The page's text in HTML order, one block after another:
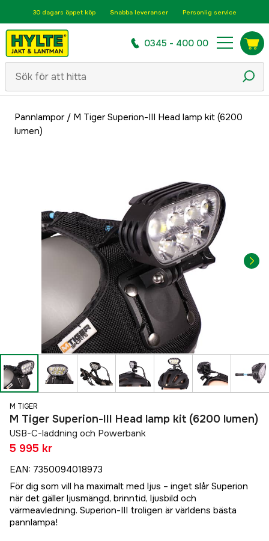
30 dagars öppet köp Snabba leveranser Personlig service
0345 - 400 00
Pannlampor/ M Tiger Superion-III Head lamp kit (6200
lumen)
M TIGER
M Tiger Superion-III Head lamp kit (6200 lumen)
USB-C-laddning och Powerbank
5 995 kr
EAN: 7350094018973
För dig som vill ha maximalt med ljus – inget slår Superion
när det gäller ljusmängd, brinntid, ljusbild och
värmeavledning. Superion-III troligen är världens bästa
pannlampa!